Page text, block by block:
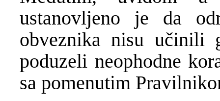
ustanovljeno je da
obveznika nisu učinili
poduzeli neophodne
sa pomenutim